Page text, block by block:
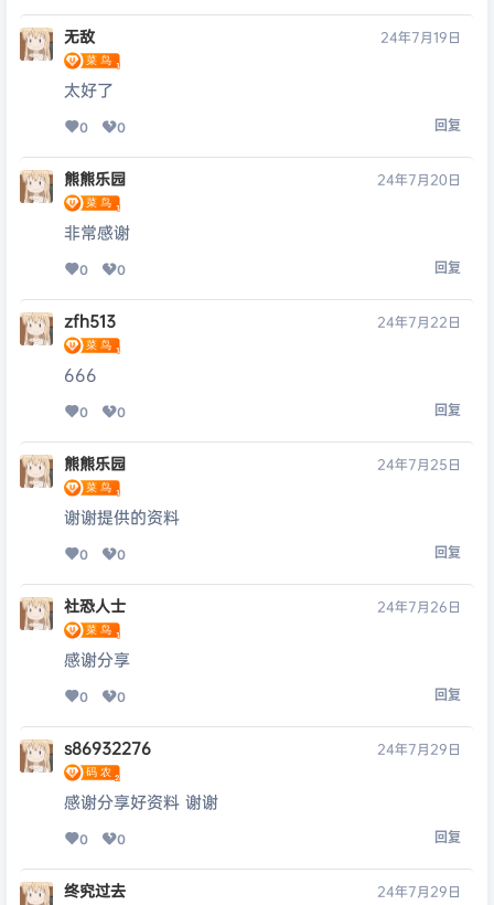
无敌 24年7月19日
太好了
0 0 回复
熊熊乐园 24年7月20日
非常感谢
0 0 回复
zfh513 24年7月22日
666
0 0 回复
熊熊乐园 24年7月25日
谢谢提供的资料
0 0 回复
社恐人士 24年7月26日
感谢分享
0 0 回复
s86932276 24年7月29日
感谢分享好资料 谢谢
0 0 回复
终究过去 24年7月29日